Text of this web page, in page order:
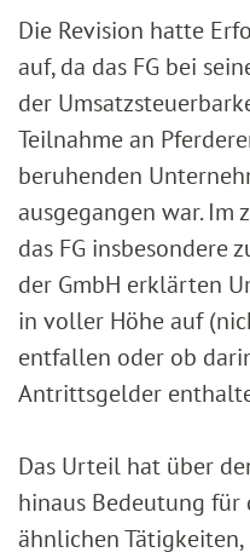
Die Revision hatte
auf, da das FG bei
der
Teilnahme an
beruhenden
ausgegangen war. Im
das FG insbesondere
der GmbH erklärten
in voller Höhe auf
entfallen oder ob
Antrittsgelder
Das Urteil hat über
hinaus Bedeutung
ähnlichen